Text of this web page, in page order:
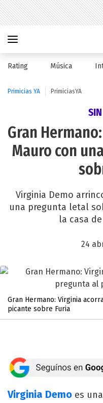
Rating Música
Primicias YA PrimiciasYA
Gran
Mauro con
Virginia Demo
una pregunta letal
la casa
24
Gran Hermano: Virginia
picante sobre Furia
Virginia Demo es